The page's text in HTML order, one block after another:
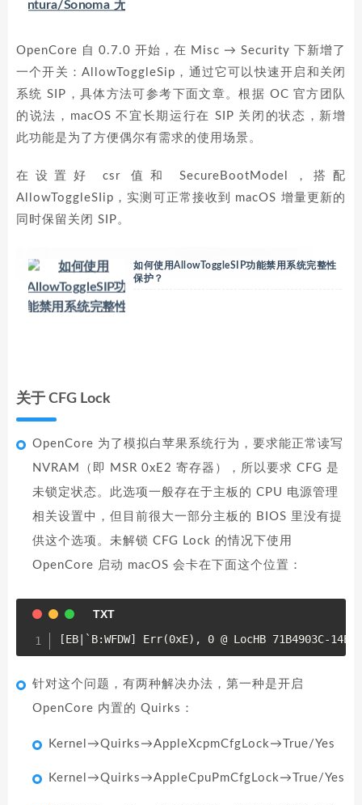
OpenCore 自 0.7.0 开始，在 Misc → Security 下新增了
一个开关：AllowToggleSip，通过它可以快速开启和关闭
系统 SIP，具体方法可参考下面文章。根据 OC 官方团队
的说法，macOS 不宜长期运行在 SIP 关闭的状态，新增
此功能是为了方便偶尔有需求的使用场景。
在设置好 csr 值和 SecureBootModel，搭配
AllowToggleSIip，实测可正常接收到 macOS 增量更新的
同时保留关闭 SIP。
如何使用AllowToggleSIP功能禁用系统完整性
保护？
关于 CFG Lock
OpenCore 为了模拟白苹果系统行为，要求能正常读写
NVRAM（即 MSR 0xE2 寄存器），所以要求 CFG 是
未锁定状态。此选项一般存在于主板的 CPU 电源管理
相关设置中，但目前很大一部分主板的 BIOS 里没有提
供这个选项。未解锁 CFG Lock 的情况下使用
OpenCore 启动 macOS 会卡在下面这个位置：
针对这个问题，有两种解决办法，第一种是开启
OpenCore 内置的 Quirks：
Kernel→Quirks→AppleXcpmCfgLock→True/Yes
Kernel→Quirks→AppleCpuPmCfgLock→True/Yes